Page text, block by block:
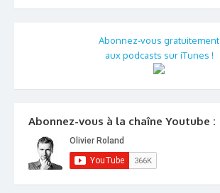
Abonnez-vous gratuitement
aux podcasts sur iTunes !
Abonnez-vous à la chaîne Youtube :